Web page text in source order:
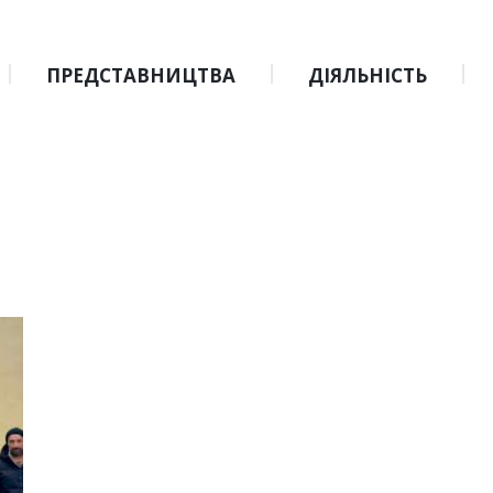
ПРЕДСТАВНИЦТВА ДІЯЛЬНІСТЬ